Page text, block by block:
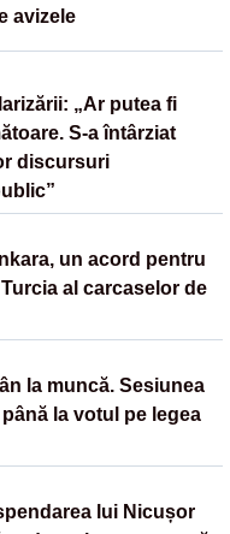
avizele
„Ar putea fi
S-a întârziat
discursuri
un acord pentru
al carcaselor de
la muncă. Sesiunea
la votul pe legea
lui Nicușor